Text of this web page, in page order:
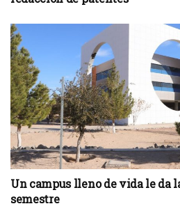
Un campus lleno de vida le da
semestre